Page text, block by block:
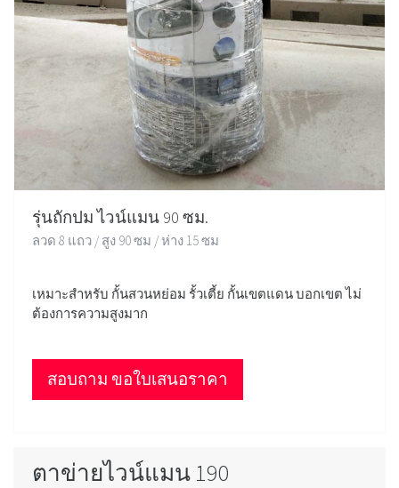
รุ่นถักปม ไวน์แมน 90 ซม.
ลวด 8 แถว / สูง 90 ซม / ห่าง 15 ซม
เหมาะสำหรับ กั้นสวนหย่อม รั้วเตี้ย กั้นเขตแดน บอกเขต ไม่
ต้องการความสูงมาก
สอบถาม ขอใบเสนอราคา
ตาข่ายไวน์แมน 190